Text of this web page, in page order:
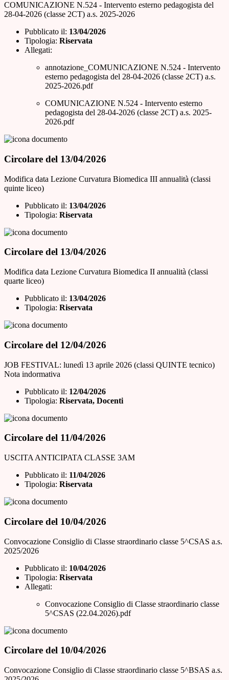
COMUNICAZIONE N.524 - Intervento esterno pedagogista del
28-04-2026 (classe 2CT) a.s. 2025-2026
Pubblicato il: 13/04/2026
Tipologia: Riservata
Allegati:
annotazione_COMUNICAZIONE N.524 - Intervento
esterno pedagogista del 28-04-2026 (classe 2CT) a.s.
2025-2026.pdf
COMUNICAZIONE N.524 - Intervento esterno
pedagogista del 28-04-2026 (classe 2CT) a.s. 2025-
2026.pdf
Circolare del 13/04/2026
Modifica data Lezione Curvatura Biomedica III annualità (classi
quinte liceo)
Pubblicato il: 13/04/2026
Tipologia: Riservata
Circolare del 13/04/2026
Modifica data Lezione Curvatura Biomedica II annualità (classi
quarte liceo)
Pubblicato il: 13/04/2026
Tipologia: Riservata
Circolare del 12/04/2026
JOB FESTIVAL: lunedì 13 aprile 2026 (classi QUINTE tecnico)
Nota indormativa
Pubblicato il: 12/04/2026
Tipologia: Riservata, Docenti
Circolare del 11/04/2026
USCITA ANTICIPATA CLASSE 3AM
Pubblicato il: 11/04/2026
Tipologia: Riservata
Circolare del 10/04/2026
Convocazione Consiglio di Classe straordinario classe 5^CSAS a.s.
2025/2026
Pubblicato il: 10/04/2026
Tipologia: Riservata
Allegati:
Convocazione Consiglio di Classe straordinario classe
5^CSAS (22.04.2026).pdf
Circolare del 10/04/2026
Convocazione Consiglio di Classe straordinario classe 5^BSAS a.s.